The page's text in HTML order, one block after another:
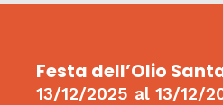
Festa dell’Olio
13/12/2025 al 13/12/